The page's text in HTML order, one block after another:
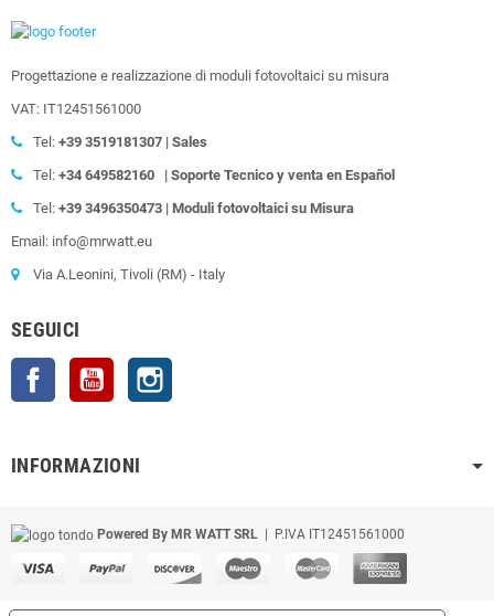
Progettazione e realizzazione di moduli fotovoltaici su misura
VAT: IT12451561000
Tel: +39 3519181307 | Sales
Tel: +34 649582160 | Soporte Tecnico y venta en Español
Tel: +39 3496350473 | Moduli fotovoltaici su Misura
Email: info@mrwatt.eu
Via A.Leonini, Tivoli (RM) - Italy
SEGUICI
Facebook YouTube
INFORMAZIONI
Powered By MR WATT SRL | P.IVA IT12451561000